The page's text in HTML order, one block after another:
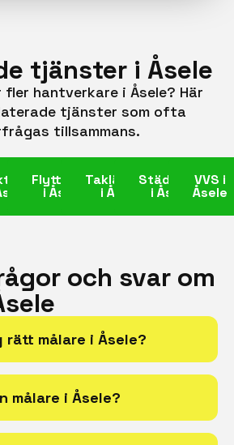
tjänster i Åsele
hantverkare i Åsele? Här
tjänster som ofta
tillsammans.
Flyttfirma
i Åsele
Takläggare
i Åsele
Städfirma
i Åsele
VVS i
Åsele
och svar om
rätt målare i Åsele?
målare i Åsele?